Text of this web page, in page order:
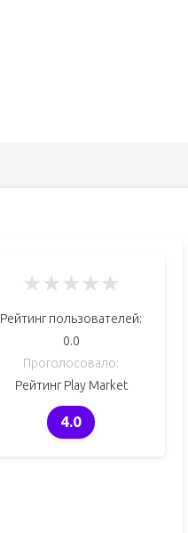
★★★★★
Рейтинг пользователей:
0.0
Проголосовало:
Рейтинг Play Market
4.0